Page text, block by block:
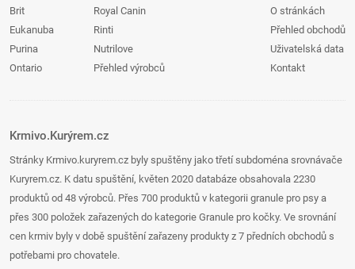
Brit
Eukanuba
Purina
Ontario
Royal Canin
Rinti
Nutrilove
Přehled výrobců
O stránkách
Přehled obchodů
Uživatelská data
Kontakt
Krmivo.Kurýrem.cz
Stránky Krmivo.kuryrem.cz byly spuštěny jako třetí subdoména srovnávače
Kuryrem.cz. K datu spuštění, květen 2020 databáze obsahovala 2230
produktů od 48 výrobců. Přes 700 produktů v kategorii granule pro psy a
přes 300 položek zařazených do kategorie Granule pro kočky. Ve srovnání
cen krmiv byly v době spuštění zařazeny produkty z 7 předních obchodů s
potřebami pro chovatele.